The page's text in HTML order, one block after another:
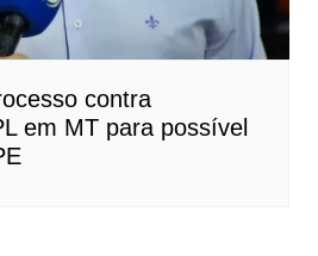
contra
em MT para possível